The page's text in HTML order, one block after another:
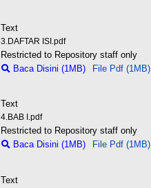
Text
3.DAFTAR ISI.pdf
Restricted to Repository staff only
Baca Disini (1MB)
File Pdf (1MB)
Text
4.BAB I.pdf
Restricted to Repository staff only
Baca Disini (1MB)
File Pdf (1MB)
Text